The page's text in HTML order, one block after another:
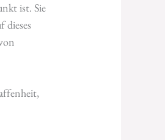
ist. Sie
dieses